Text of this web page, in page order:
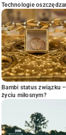
Technologie
Bambi status związku
życiu miłosnym?